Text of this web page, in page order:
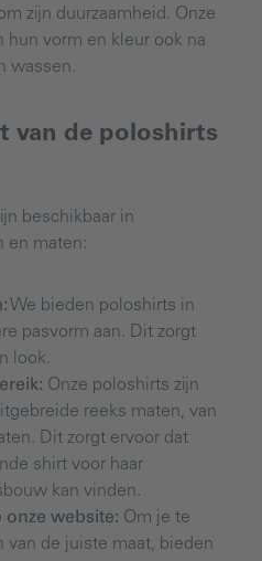
zijn duurzaamheid. Onze
hun vorm en kleur ook na
wassen.
van de poloshirts
beschikbaar in
en maten:
We bieden poloshirts in
pasvorm aan. Dit zorgt
look.
Onze poloshirts zijn
reeks maten, van
Dit zorgt ervoor dat
shirt voor haar
kan vinden.
onze website: Om je te
van de juiste maat, bieden